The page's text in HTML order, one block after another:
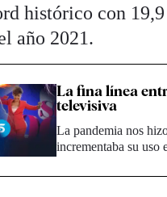
histórico con
año 2021.
La fina línea
televisiva
La pandemia nos
incrementaba su